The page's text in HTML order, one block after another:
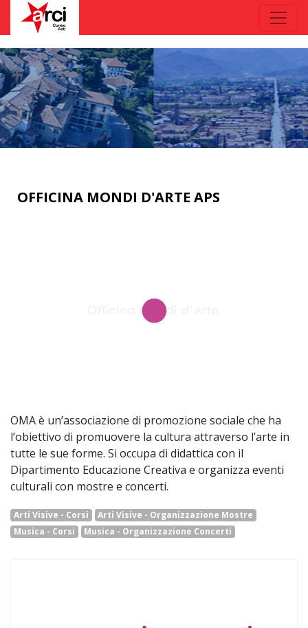
OFFICINA MONDI D'ARTE APS
OMA è un’associazione di promozione sociale che ha
l’obiettivo di promuovere la cultura attraverso l’arte in
tutte le sue forme. Si occupa di didattica con il
Dipartimento Educazione Creativa e organizza eventi
culturali con mostre e concerti.
Arti Visive - Corsi
Arti Visive - Organizzazione Mostre
Musica - Corsi
Musica - Organizzazione Concerti